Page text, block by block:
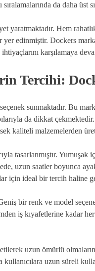
da daha üst
yaratmaktadır. Hem
yer edinmiştir. Dockers
karşılamaya
Tercihi:
sunmaktadır. Bu
da dikkat
kaliteli malzemelerden
tasarlanmıştır.
uzun saatler boyunca
için ideal bir tercih haline
bir renk ve model
iş kıyafetlerine kadar
uzun ömürlü
uzun süreli